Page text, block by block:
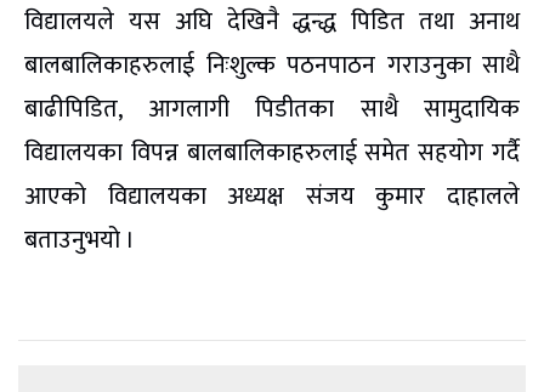
विद्यालयले यस अघि देखिनै द्धन्द्ध पिडित तथा अनाथ
बालबालिकाहरुलाई निःशुल्क पठनपाठन गराउनुका साथै
बाढीपिडित, आगलागी पिडीतका साथै सामुदायिक
विद्यालयका विपन्न बालबालिकाहरुलाई समेत सहयोग गर्दै
आएको विद्यालयका अध्यक्ष संजय कुमार दाहालले
बताउनुभयो ।